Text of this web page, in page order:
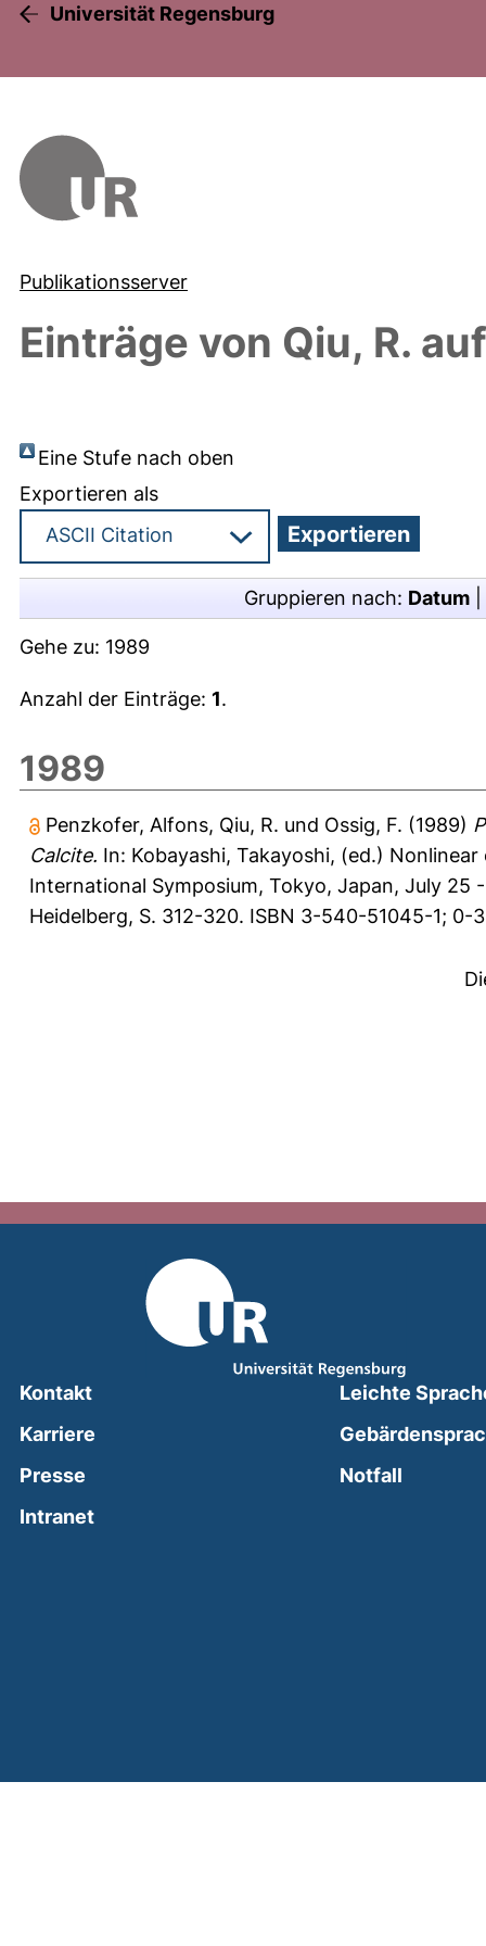
Universität Regensburg
Publikationsserver
Einträge von Qiu, R.
Eine Stufe nach oben
Exportieren als
Gruppieren nach: Datum
Gehe zu: 1989
Anzahl der Einträge: 1.
1989
Penzkofer, Alfons, Qiu, R. und Ossig, F. (1989)
Calcite. In: Kobayashi, Takayoshi, (ed.)
International Symposium, Tokyo, Japan, July 25
Heidelberg, S. 312-320. ISBN 3-540-51045-1; 0-
Kontakt
Karriere
Presse
Intranet(external link, opens in a new window)
Leichte
Notfall